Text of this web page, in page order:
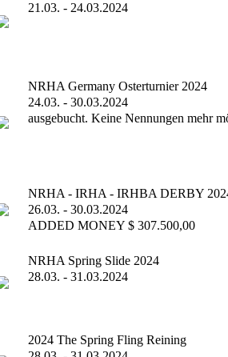
21.03. - 24.03.2024
NRHA Germany Osterturnier 2024
24.03. - 30.03.2024
ausgebucht. Keine Nennungen mehr
NRHA - IRHA - IRHBA DERBY
26.03. - 30.03.2024
ADDED MONEY $ 307.500,00
NRHA Spring Slide 2024
28.03. - 31.03.2024
2024 The Spring Fling Reining